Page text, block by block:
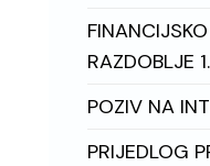
RAZDOBLJE
POZIV NA
PRIJEDLOG